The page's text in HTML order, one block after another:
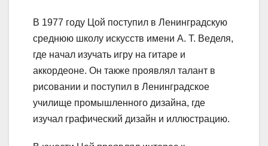
В 1977 году Цой поступил в Ленинградскую
среднюю школу искусств имени А. Т. Веделя,
где начал изучать игру на гитаре и
аккордеоне. Он также проявлял талант в
рисовании и поступил в Ленинградское
училище промышленного дизайна, где
изучал графический дизайн и иллюстрацию.